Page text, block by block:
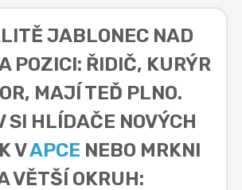
JABLONEC NAD
POZICI: ŘIDIČ, KURÝR
MAJÍ TEĎ PLNO.
SI HLÍDAČE NOVÝCH
VAPCE NEBO MRKNI
VĚTŠÍ OKRUH: